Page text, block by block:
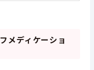
メディケーショ